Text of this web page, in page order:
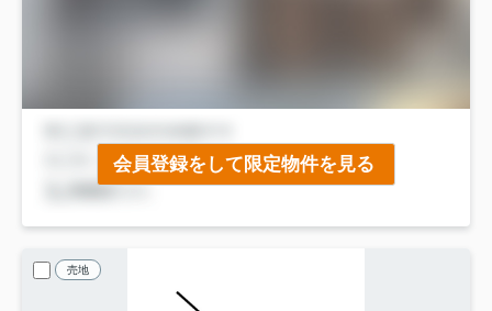
会員登録をして限定物件を見る
売地